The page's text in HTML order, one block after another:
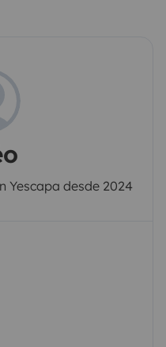
Yescapa desde 2024